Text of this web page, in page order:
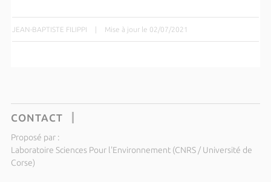
JEAN-BAPTISTE FILIPPI | Mise à jour le 02/07/2021
CONTACT
Proposé par :
Laboratoire Sciences Pour l'Environnement (CNRS / Université de
Corse)